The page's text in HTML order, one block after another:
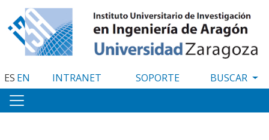
al
contenido
principal
ES EN INTRANET SOPORTE